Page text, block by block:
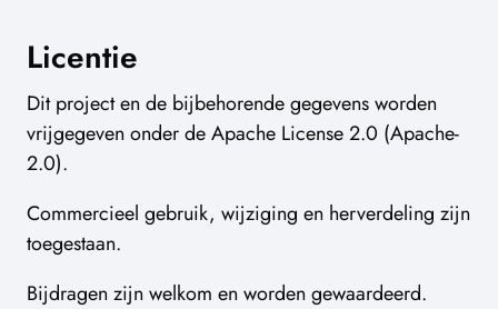
Licentie
Dit project en de bijbehorende gegevens worden
vrijgegeven onder de Apache License 2.0 (Apache-
2.0).
Commercieel gebruik, wijziging en herverdeling zijn
toegestaan.
Bijdragen zijn welkom en worden gewaardeerd.